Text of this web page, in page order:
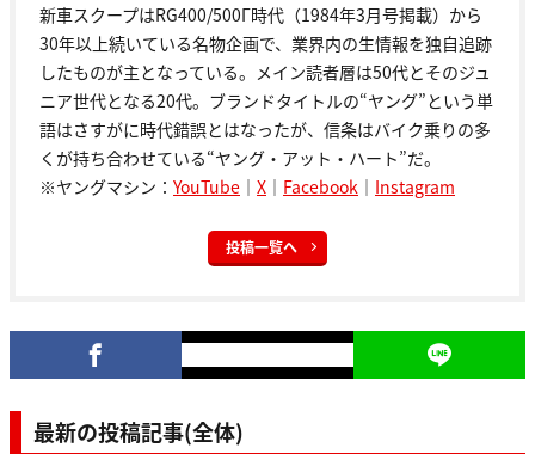
新車スクープはRG400/500Γ時代（1984年3月号掲載）から
30年以上続いている名物企画で、業界内の生情報を独自追跡
したものが主となっている。メイン読者層は50代とそのジュ
ニア世代となる20代。ブランドタイトルの“ヤング”という単
語はさすがに時代錯誤とはなったが、信条はバイク乗りの多
くが持ち合わせている“ヤング・アット・ハート”だ。
※ヤングマシン： YouTube ｜ X ｜ Facebook ｜ Instagram
投稿一覧へ
最新の投稿記事(全体)